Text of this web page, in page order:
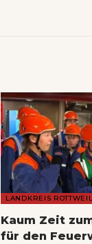
LANDKREIS ROTTWEIL
Kaum Zeit
für den